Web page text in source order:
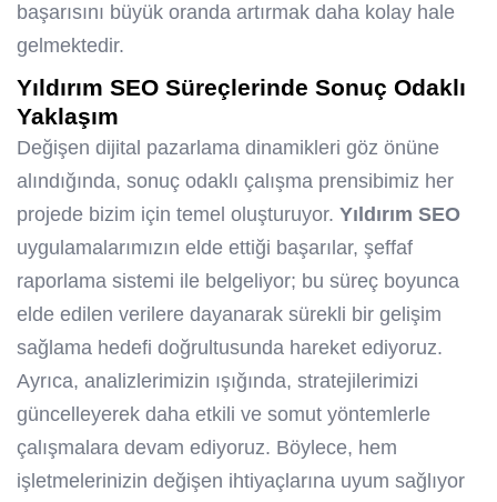
başarısını büyük oranda artırmak daha kolay hale
gelmektedir.
Yıldırım SEO Süreçlerinde Sonuç Odaklı
Yaklaşım
Değişen dijital pazarlama dinamikleri göz önüne
alındığında, sonuç odaklı çalışma prensibimiz her
projede bizim için temel oluşturuyor. Yıldırım SEO
uygulamalarımızın elde ettiği başarılar, şeffaf
raporlama sistemi ile belgeliyor; bu süreç boyunca
elde edilen verilere dayanarak sürekli bir gelişim
sağlama hedefi doğrultusunda hareket ediyoruz.
Ayrıca, analizlerimizin ışığında, stratejilerimizi
güncelleyerek daha etkili ve somut yöntemlerle
çalışmalara devam ediyoruz. Böylece, hem
işletmelerinizin değişen ihtiyaçlarına uyum sağlıyor